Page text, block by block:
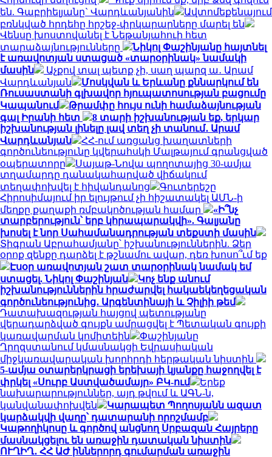
են. Գաբրիելյանը` Վարդևանյանին
Ավտոմեքենայում
բռնկված հրդեհը հրշեջ-փրկարարները մարել են
Վենսը խոստովանել է Նեթանյահուի հետ
տարաձայնությունները
Նիկոլ Փաշինյանը հայտնել
է առավոտյան ստացած «տարօրինակ» նամակի
մասին
Աչքով տալ պետք չի, սաղ պարզ ա․ Արամ
Վարդևանյան
Մոսկվան և Երևանը քննարկում են
Ռուսաստանի գլխավոր հյուպատոսության բացումը
Կապանում
Թրամփը հույս ունի համաձայնության
գալ Իրանի հետ
8 տարի իշխանության եք, երկար
իշխանության լինելը լավ տեղ չի տանում․ Արամ
Վարդևանյան
ՀՀ-ում առցանց խաղատների
գործունեությունը կվերահսկի Մալթայում գրանցված
օպերատորը
Սայաթ-Նովա պողոտայից 30-ամյա
տղամարդը դանակահարված վիճակում
տեղափոխվել է հիվանդանոց
Գուտերեշը
Հիրոսիմայում իր ելույթում չի հիշատակել ԱՄՆ-ի
մեղքը քաղաքի ռմբակոծության համար
«Ի՞նչ
տարբերություն՝ երբ կհրապարակվի». Գալյանը
խոսել է նոր Սահամանադրության տեքստի մասին
Տիգրան Աբրահամյանը՝ իշխանություններին. Ձեր
օրոք զենքը դարձել է թշնամու ավար, դեռ խոսո՞ւմ եք
Էսօր առավոտյան շատ տարօրինակ նամակ եմ
ստացել. Նիկոլ Փաշինյան
Կոչ ենք անում
իշխանություններին հրաժարվել հակաեկեղեցական
գործունեությունից․ Արգենտինայի և Չիլիի թեմ
Դատախազության հայցով պետությանը
վերադարձված գույքն ամրացվել է Պետական գույքի
կառավարման կոմիտեին
Փաշինյանը
Ղրղզստանում կմասնակցի Եվրասիական
միջկառավարական խորհրդի հերթական նիստին
5-ամյա օտարերկրացի երեխայի կյանքը հաջողվել է
փրկել «Սուրբ Աստվածամայր» ԲԿ-ում
Երեք
նախարարություններ, այդ թվում և ԱԳՆ-ն,
կանվանափոխվեն
Կարապետ Պողոսյանն ազատ
կարձակվի վաղը՝ դատարանի որոշմամբ
Կաթողիկոսը և գործով անցնող Սրբազան Հայրերը
մասնակցելու են առաջին դատական նիստին
ՈՒՂԻՂ․ ՀՀ ԱԺ իններորդ գումարման առաջին